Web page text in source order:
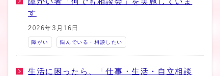
す
2026年3月16日
障がい 悩んでいる・相談したい
生活に困ったら、「仕事・生活・自立相談